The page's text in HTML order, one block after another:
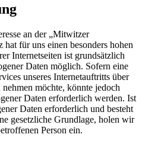
an der „Mitwitzer
hat für uns einen besonders hohen
Internetseiten ist grundsätzlich
Daten möglich. Sofern eine
unseres Internetauftritts über
möchte, könnte jedoch
Daten erforderlich werden. Ist
Daten erforderlich und besteht
gesetzliche Grundlage, holen wir
Person ein.